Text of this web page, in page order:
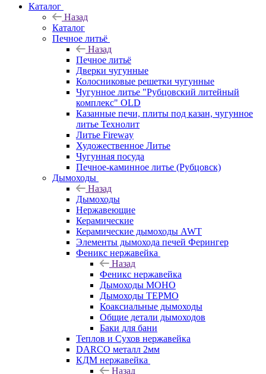
Каталог
Назад
Каталог
Печное литьё
Назад
Печное литьё
Дверки чугунные
Колосниковые решетки чугунные
Чугунное литье "Рубцовский литейный
комплекс" OLD
Казанные печи, плиты под казан, чугунное
литье Технолит
Литье Fireway
Художественное Литье
Чугунная посуда
Печное-каминное литье (Рубцовск)
Дымоходы
Назад
Дымоходы
Нержавеющие
Керамические
Керамические дымоходы AWT
Элементы дымохода печей Ферингер
Феникс нержавейка
Назад
Феникс нержавейка
Дымоходы МОНО
Дымоходы ТЕРМО
Коаксиальные дымоходы
Общие детали дымоходов
Баки для бани
Теплов и Сухов нержавейка
DARCO металл 2мм
КДМ нержавейка
Назад